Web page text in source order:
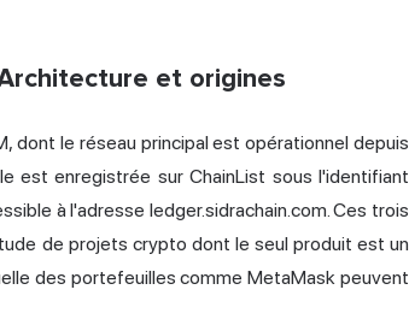
et origines
dont le réseau principal est opérationnel depuis
est enregistrée sur ChainList sous l'identifiant
à l'adresse ledger.sidrachain.com. Ces trois
de projets crypto dont le seul produit est un
des portefeuilles comme MetaMask peuvent